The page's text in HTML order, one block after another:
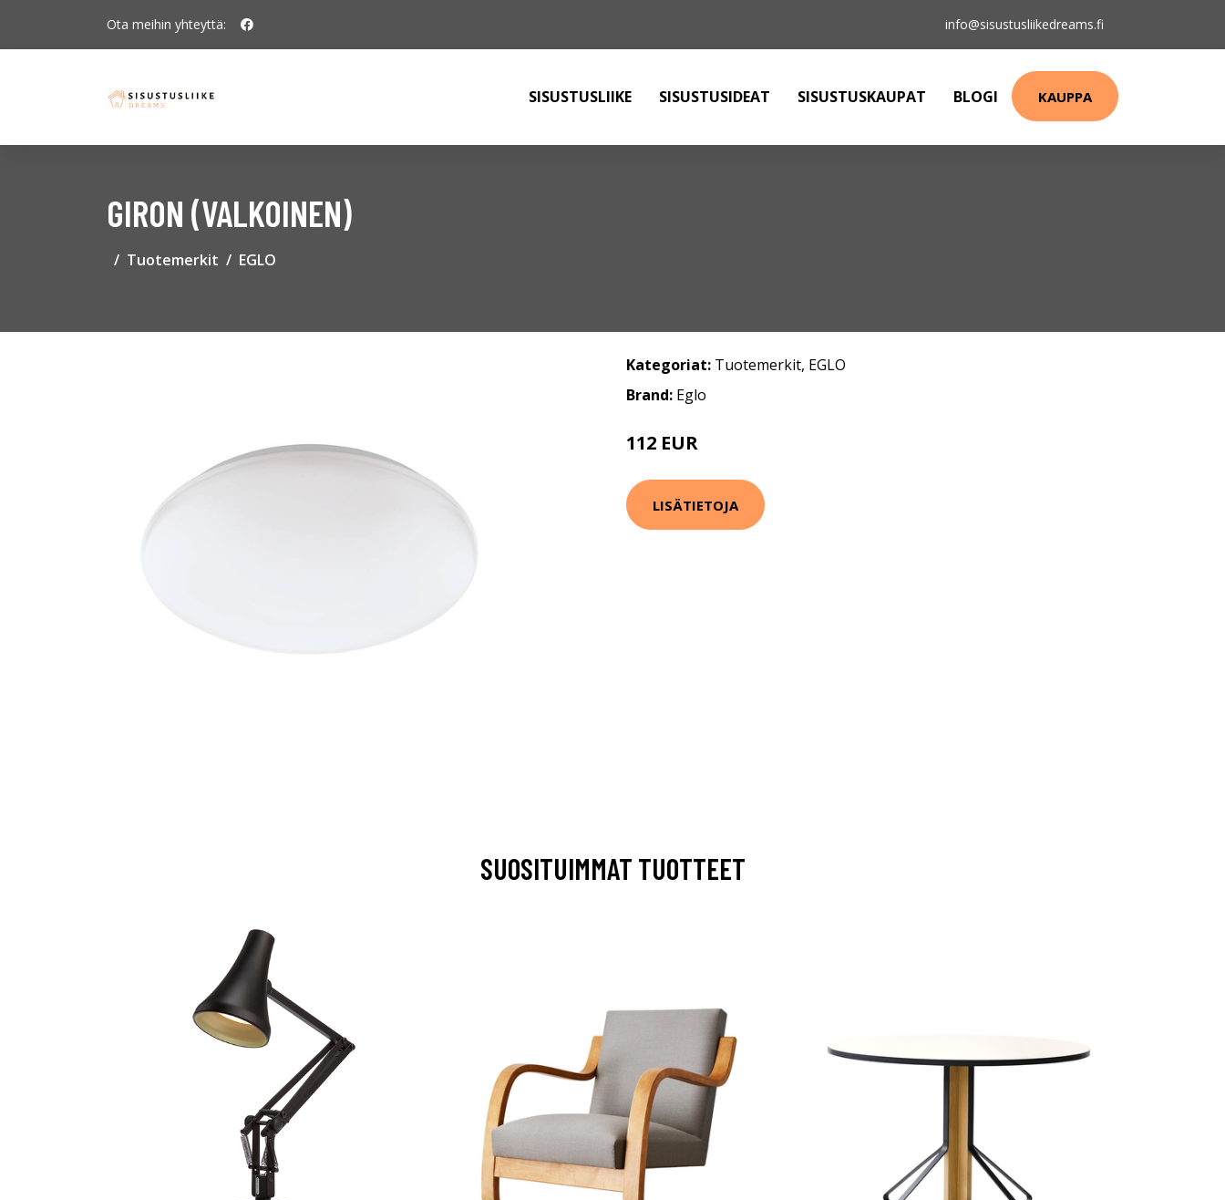
Ota meihin yhteyttä: info@sisustusliikedreams.fi
SISUSTUSLIIKE SISUSTUSIDEAT SISUSTUSKAUPAT BLOGI KAUPPA
GIRON (VALKOINEN)
Tuotemerkit EGLO
Kategoriat: Tuotemerkit, EGLO
Brand: Eglo
112 EUR
LISÄTIETOJA
SUOSITUIMMAT TUOTTEET